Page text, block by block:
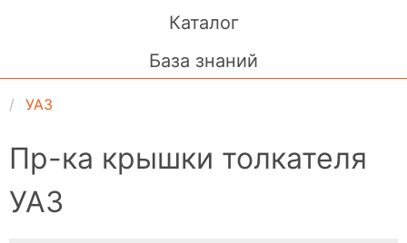
Каталог
База знаний
УАЗ
Пр-ка крышки толкателя
УАЗ